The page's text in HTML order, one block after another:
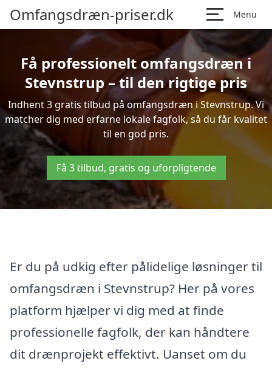
Omfangsdræn-priser.dk Menu
Få professionelt omfangsdræn i
Stevnstrup – til den rigtige pris
Indhent 3 gratis tilbud på omfangsdræn i Stevnstrup. Vi
matcher dig med erfarne lokale fagfolk, så du får kvalitet
til en god pris.
Få 3 tilbud, gratis og uforpligtende
Er du på udkig efter pålidelige løsninger til
omfangsdræn i Stevnstrup? Her på vores
platform hjælper vi dig med at finde
professionelle fagfolk, der kan håndtere
dit drænprojekt effektivt. Uanset om du